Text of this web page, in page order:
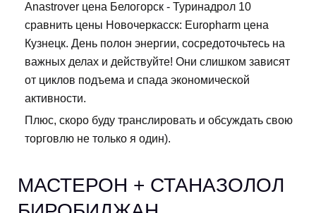
Anastrover цена Белогорск - Туринадрол 10
сравнить цены Новочеркасск: Europharm цена
Кузнецк. День полон энергии, сосредоточьтесь на
важных делах и действуйте! Они слишком зависят
от циклов подъема и спада экономической
активности.
Плюс, скоро буду транслировать и обсуждать свою
торговлю не только я один).
МАСТЕРОН + СТАНАЗОЛОЛ